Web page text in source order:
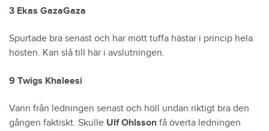
3 Ekas GazaGaza
Spurtade bra senast och har mött tuffa hästar i princip hela
hösten. Kan slå till här i avslutningen.
9 Twigs Khaleesi
Vann från ledningen senast och höll undan riktigt bra den
gången faktiskt. Skulle Ulf Ohlsson få överta ledningen